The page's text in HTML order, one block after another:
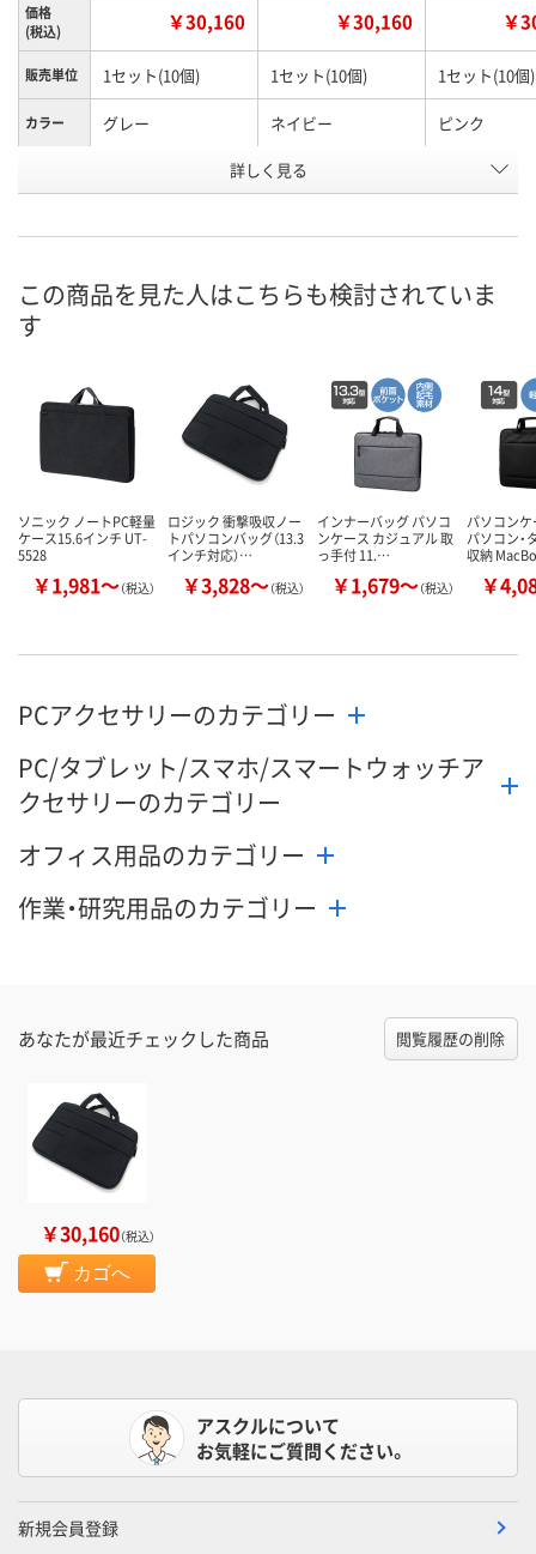
価格
(税込)
￥30,160 ￥30,160 ￥
販売単位 1セット(10個) 1セット(10個) 1セット(10個)
カラー グレー ネイビー ピンク
KR57607 KR57608
カゴへ カゴへ カ
詳しく見る
この商品を見た人はこちらも検討されていま
す
ソニック ノートPC軽量
ケース15.6インチ UT-
5528
￥1,981～（税込）
ロジック 衝撃吸収ノー
トパソコンバッグ（13.3
インチ対応）…
￥3,828～（税込）
インナーバッグ パソコ
ンケース カジュアル 取
っ手付 11.…
￥1,679～（税込）
パソコン
パソコン・
収納
￥
PCアクセサリーのカテゴリー
PC/タブレット/スマホ/スマートウォッチア
クセサリーのカテゴリー
オフィス用品のカテゴリー
作業・研究用品のカテゴリー
あなたが最近チェックした商品 閲覧履歴の削除
￥30,160（税込）
カゴへ
アスクルについて
お気軽にご質問ください。
新規会員登録